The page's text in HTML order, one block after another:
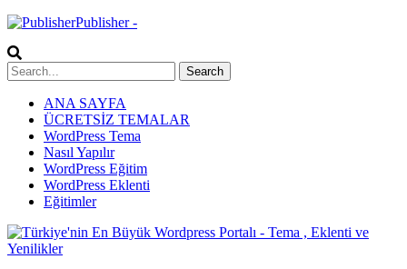
Publisher -
ANA SAYFA
ÜCRETSİZ TEMALAR
WordPress Tema
Nasıl Yapılır
WordPress Eğitim
WordPress Eklenti
Eğitimler